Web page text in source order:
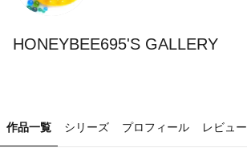
HONEYBEE695'S GALLERY
作品一覧 シリーズ プロフィール レビュー